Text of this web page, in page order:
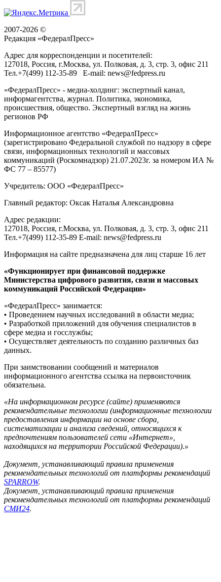
2007-2026 ©
Редакция «ФедералПресс»
Адрес для корреспонденции и посетителей:
127018, Россия, г.Москва, ул. Полковая, д. 3, стр. 3, офис 211
Тел.+7(499) 112-35-89 E-mail: news@fedpress.ru
«ФедералПресс» - медиа-холдинг: экспертный канал,
информагентства, журнал. Политика, экономика,
происшествия, общество. Экспертный взгляд на жизнь
регионов РФ
Информационное агентство «ФедералПресс»
(зарегистрировано Федеральной службой по надзору в сфере
связи, информационных технологий и массовых
коммуникаций (Роскомнадзор) 21.07.2023г. за номером ИА №
ФС 77 – 85577)
Учредитель: ООО «ФедералПресс»
Главный редактор: Оксак Наталья Александровна
Адрес редакции:
127018, Россия, г.Москва, ул. Полковая, д. 3, стр. 3, офис 211
Тел.+7(499) 112-35-89 E-mail: news@fedpress.ru
Информация на сайте предназначена для лиц старше 16 лет
«Функционирует при финансовой поддержке
Министерства цифрового развития, связи и массовых
коммуникаций Российской Федерации»
«ФедералПресс» занимается:
• Проведением научных исследований в области медиа;
• Разработкой приложений для обучения специалистов в
сфере медиа и госслужбы;
• Осуществляет деятельность по созданию различных баз
данных.
При заимствовании сообщений и материалов
информационного агентства ссылка на первоисточник
обязательна.
«На информационном ресурсе (сайте) применяются
рекомендательные технологии (информационные технологии
предоставления информации на основе сбора,
систематизации и анализа сведений, относящихся к
предпочтениям пользователей сети «Интернет»,
находящихся на территории Российской Федерации).»
Документ, устанавливающий правила применения
рекомендательных технологий от платформы рекомендаций
SPARROW.
Документ, устанавливающий правила применения
рекомендательных технологий от платформы рекомендаций
СМИ24.